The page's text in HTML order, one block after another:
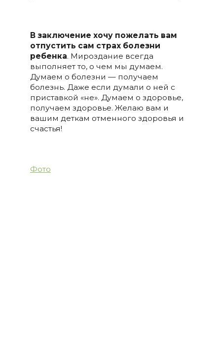
В заключение хочу пожелать вам
отпустить сам страх болезни
ребенка. Мироздание всегда
выполняет то, о чем мы думаем.
Думаем о болезни — получаем
болезнь. Даже если думали о ней с
приставкой «не». Думаем о здоровье,
получаем здоровье. Желаю вам и
вашим деткам отменного здоровья и
счастья!
Фото